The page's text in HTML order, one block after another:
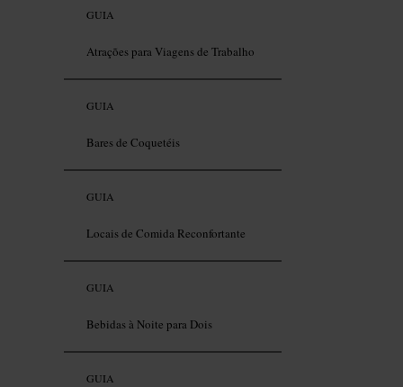
GUIA
Atrações para Viagens de Trabalho
GUIA
Bares de Coquetéis
GUIA
Locais de Comida Reconfortante
GUIA
Bebidas à Noite para Dois
GUIA